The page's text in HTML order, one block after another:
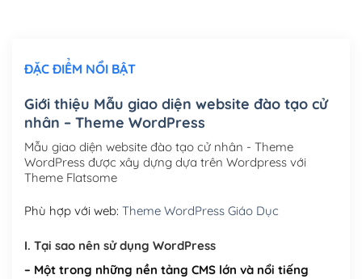
Mua thêm Host + Tên miền
Tên miền quốc tế .com .net .org (1 năm)
(+300,000₫)
Tên miền Việt Nam .vn (1 năm)
Hosting 2GB SSD (1 năm)(+450,000₫)
Hosting 8GB SSD (1 năm) (+950,000₫)
ĐẶC ĐIỂM NỔI BẬT
Giới thiệu Mẫu giao diện website đào tạo cử
nhân – Theme WordPress
Mẫu giao diện website đào tạo cử nhân - Theme
WordPress được xây dựng dựa trên Wordpress với
Theme Flatsome
Phù hợp với web: Theme WordPress Giáo Dục
I. Tại sao nên sử dụng WordPress
– Một trong những nền tảng CMS lớn và nổi tiếng